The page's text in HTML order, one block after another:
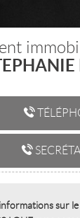
sur